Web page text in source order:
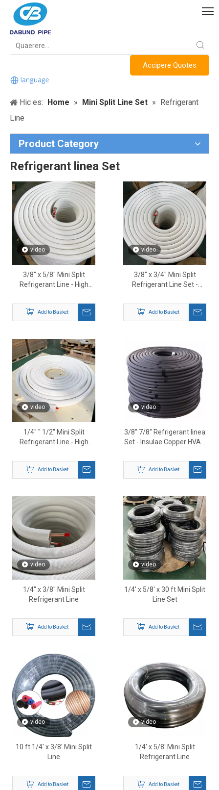
Accipere Quotes
Hic es: Home » Mini Split Line Set » Refrigerant
Line
Product Category
Refrigerant linea Set
video
3/8″ x 5/8″ Mini Split
Refrigerant Line - High
HVAC Pipe
Add to Basket
video
3/8″ x 3/4″ Mini Split
Refrigerant Line Set -
Line Set
Add to Basket
video
1/4″ ″ 1/2″ Mini Split
Refrigerant Line - High
Set
Add to Basket
video
3/8″ 7/8″ Refrigerant linea
Set - Insulae Copper HVAC
Add to Basket
video
1/4″ x 3/8″ Mini Split
Refrigerant Line
Add to Basket
video
1/4' x 5/8' x 30 ft Mini Split
Line Set
Add to Basket
video
10 ft 1/4' x 3/8' Mini Split
Line
Add to Basket
video
1/4' x 5/8' Mini Split
Refrigerant Line
Add to Basket